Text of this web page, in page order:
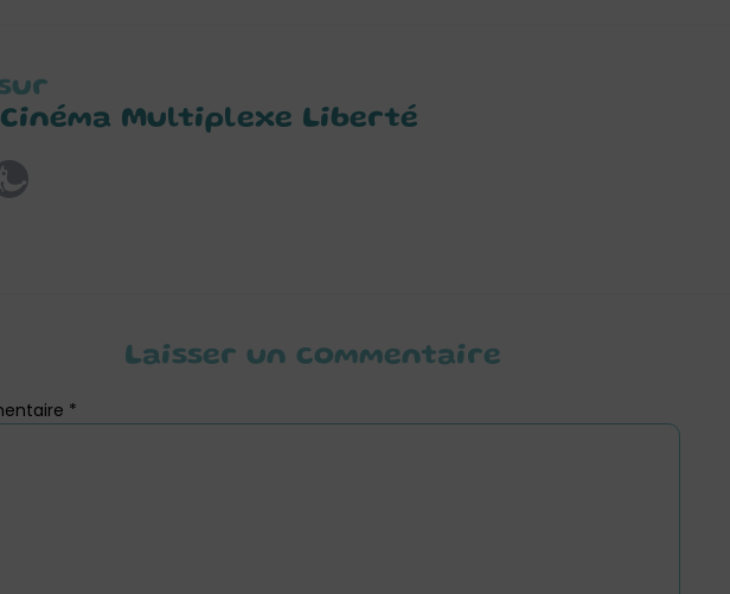
Multiplexe Liberté
Laisser un commentaire
*